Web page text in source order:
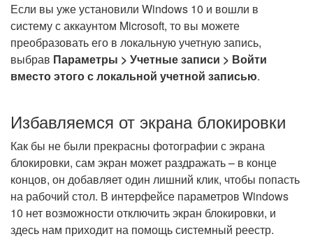
Если вы уже установили Windows 10 и вошли в
систему с аккаунтом Microsoft, то вы можете
преобразовать его в локальную учетную запись,
выбрав Параметры > Учетные записи > Войти
вместо этого с локальной учетной записью.
Избавляемся от экрана блокировки
Как бы не были прекрасны фотографии с экрана
блокировки, сам экран может раздражать – в конце
концов, он добавляет один лишний клик, чтобы попасть
на рабочий стол. В интерфейсе параметров Windows
10 нет возможности отключить экран блокировки, и
здесь нам приходит на помощь системный реестр.